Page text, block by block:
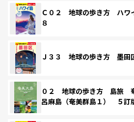
Ｃ０２ 地球の歩き方 ハワ
８
Ｊ３３ 地球の歩き方 墨田
０２ 地球の歩き方 島旅
呂麻島（奄美群島１） ５訂